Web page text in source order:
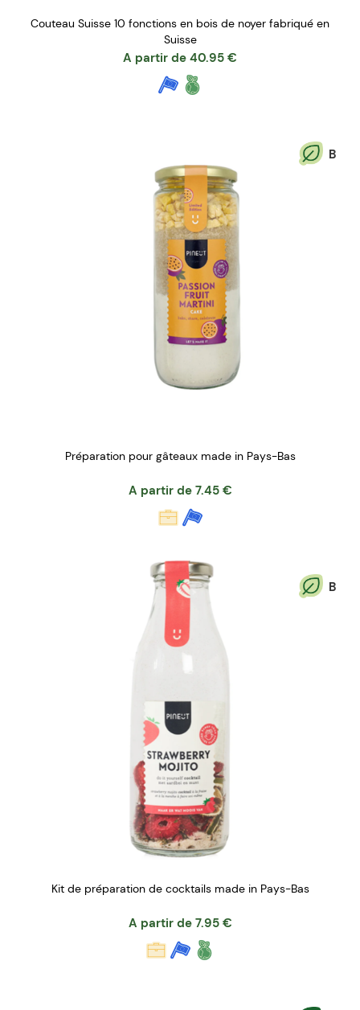
Couteau Suisse 10 fonctions en bois de noyer fabriqué en
Suisse
A partir de 40.95 €
B
Préparation pour gâteaux made in Pays-Bas
A partir de 7.45 €
B
Kit de préparation de cocktails made in Pays-Bas
A partir de 7.95 €